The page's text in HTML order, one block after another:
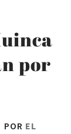
por
POR EL